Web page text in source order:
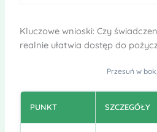
Kluczowe wnioski: Czy
realnie ułatwia dostęp do
Przesuń w
PUNKT SZCZEGÓŁY